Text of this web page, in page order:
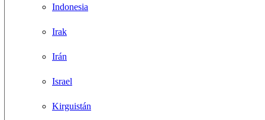
Indonesia
Irak
Irán
Israel
Kirguistán